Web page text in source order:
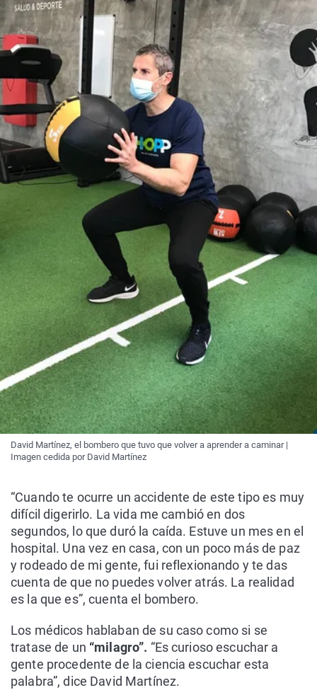
David Martínez, el bombero que tuvo que volver a aprender a caminar |
Imagen cedida por David Martínez
“Cuando te ocurre un accidente de este tipo es muy
difícil digerirlo. La vida me cambió en dos
segundos, lo que duró la caída. Estuve un mes en el
hospital. Una vez en casa, con un poco más de paz
y rodeado de mi gente, fui reflexionando y te das
cuenta de que no puedes volver atrás. La realidad
es la que es”, cuenta el bombero.
Los médicos hablaban de su caso como si se
tratase de un “milagro”. “Es curioso escuchar a
gente procedente de la ciencia escuchar esta
palabra”, dice David Martínez.